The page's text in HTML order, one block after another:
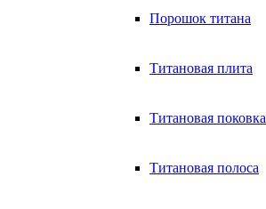
Порошок титана
Титановая плита
Титановая поковка
Титановая полоса